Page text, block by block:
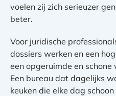
voelen zij zich serieuzer
beter.
Voor juridische
dossiers werken en een
een opgeruimde en
Een bureau dat dagelijks
keuken die elke dag